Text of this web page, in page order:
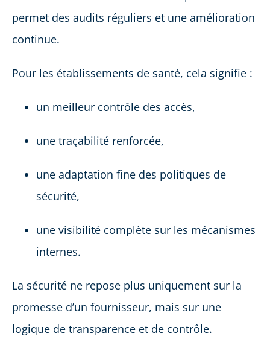
permet des audits réguliers et une amélioration
continue.
Pour les établissements de santé, cela signifie :
un meilleur contrôle des accès,
une traçabilité renforcée,
une adaptation fine des politiques de
sécurité,
une visibilité complète sur les mécanismes
internes.
La sécurité ne repose plus uniquement sur la
promesse d’un fournisseur, mais sur une
logique de transparence et de contrôle.